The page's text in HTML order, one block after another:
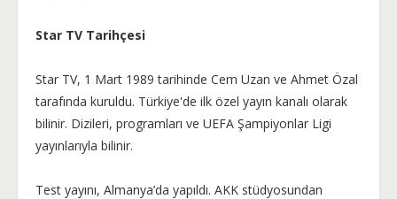
Star TV Tarihçesi
Star TV, 1 Mart 1989 tarihinde Cem Uzan ve Ahmet Özal
tarafında kuruldu. Türkiye'de ilk özel yayın kanalı olarak
bilinir. Dizileri, programları ve UEFA Şampiyonlar Ligi
yayınlarıyla bilinir.
Test yayını, Almanya’da yapıldı. AKK stüdyosundan